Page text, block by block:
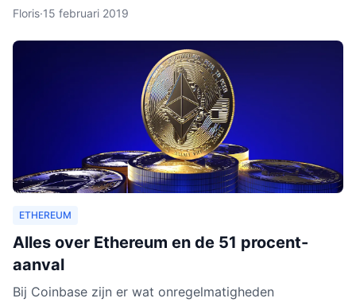
hoogtepunt te staan en Ethereum volgde in rap
Floris·15 februari 2019
ETHEREUM
Alles over Ethereum en de 51 procent-
aanval
Bij Coinbase zijn er wat onregelmatigheden